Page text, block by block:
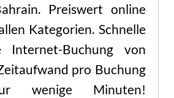
Preiswert online
Kategorien. Schnelle
Internet-Buchung von
pro Buchung
wenige Minuten!